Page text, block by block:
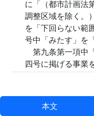
に「（都市計画法
調整区域を除く。
を「下回らない範
号中「みたす」を
第九条第一項中
四号に掲げる事業
号中「もののほか
四第
ら
本文